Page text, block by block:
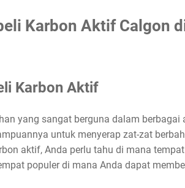
Karbon Aktif Calgon
Karbon Aktif
yang sangat berguna dalam
untuk menyerap zat-zat
aktif, Anda perlu tahu di mana
populer di mana Anda dapat